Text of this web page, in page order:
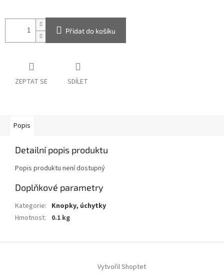
Přidat do košíku
ZEPTAT SE SDÍLET
Popis
Detailní popis produktu
Popis produktu není dostupný
Doplňkové parametry
Kategorie: Knopky, úchytky
Hmotnost: 0.1 kg
Vytvořil Shoptet